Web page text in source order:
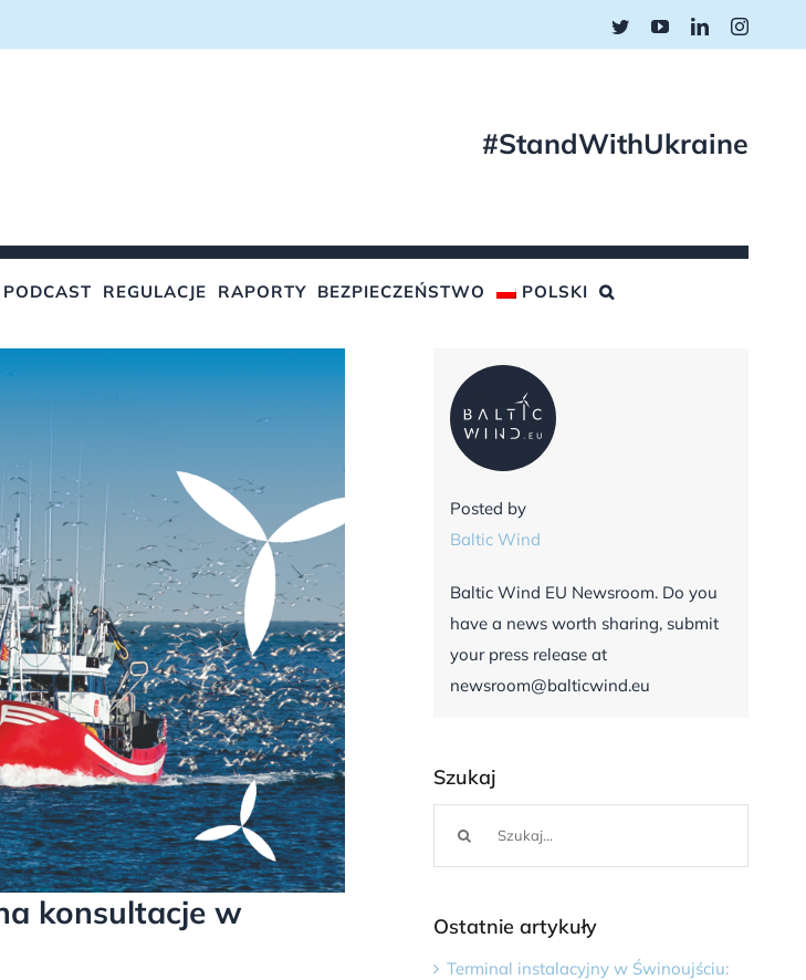
TwitterYouTubeLinkedIn
#StandWithUkraine
PODCAST REGULACJE RAPORTY BEZPIECZEŃSTWO POLSKI
konsultacje w
Posted by
Baltic Wind
Baltic Wind EU Newsroom. Do you
have a news worth sharing, submit
your press release at
newsroom@balticwind.eu
Szukaj
Ostatnie artykuły
Terminal instalacyjny w Świnoujściu: